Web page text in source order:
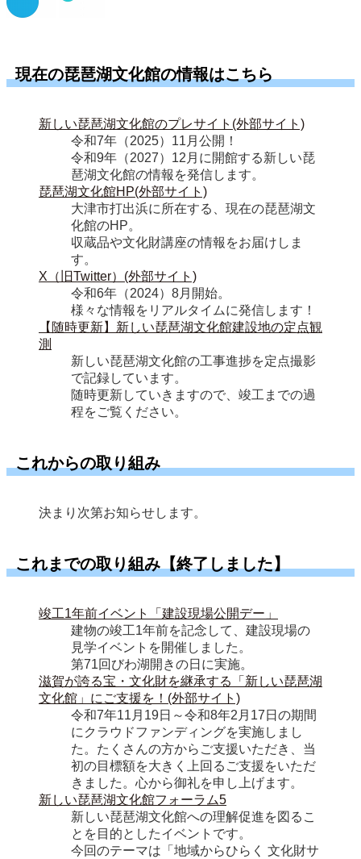
現在の琵琶湖文化館の情報はこちら
新しい琵琶湖文化館のプレサイト(外部サイト)
令和7年（2025）11月公開！
令和9年（2027）12月に開館する新しい琵
琶湖文化館の情報を発信します。
琵琶湖文化館HP(外部サイト)
大津市打出浜に所在する、現在の琵琶湖文
化館のHP。
収蔵品や文化財講座の情報をお届けしま
X（旧Twitter）(外部サイト)
令和6年（2024）8月開始。
様々な情報をリアルタイムに発信します！
【随時更新】新しい琵琶湖文化館建設地の定点観
測
新しい琵琶湖文化館の工事進捗を定点撮影
で記録しています。
随時更新していきますので、竣工までの過
程をご覧ください。
これからの取り組み
決まり次第お知らせします。
これまでの取り組み【終了しました】
竣工1年前イベント「建設現場公開デー」
建物の竣工1年前を記念して、建設現場の
見学イベントを開催しました。
第71回びわ湖開きの日に実施。
滋賀が誇る宝・文化財を継承する「新しい琵琶湖
文化館」にご支援を！(外部サイト)
令和7年11月19日～令和8年2月17日の期間
にクラウドファンディングを実施しまし
た。たくさんの方からご支援いただき、当
初の目標額を大きく上回るご支援をいただ
きました。心から御礼を申し上げます。
新しい琵琶湖文化館フォーラム5
新しい琵琶湖文化館への理解促進を図るこ
とを目的としたイベントです。
今回のテーマは「地域からひらく 文化財サ